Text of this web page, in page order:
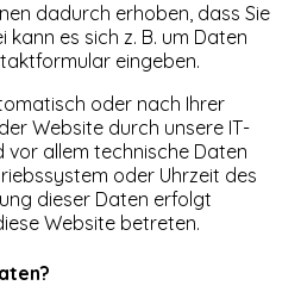
dadurch erhoben, dass Sie
kann es sich z. B. um Daten
eingeben.
oder nach Ihrer
Website durch unsere IT-
vor allem technische Daten
oder Uhrzeit des
dieser Daten erfolgt
Website betreten.